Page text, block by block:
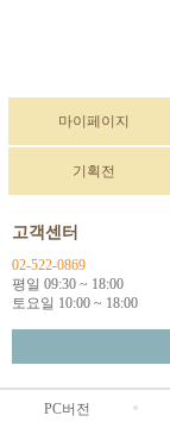
마이페이지
기획전
고객센터
02-522-0869
평일 09:30 ~ 18:00
토요일 10:00 ~ 18:00
PC버전